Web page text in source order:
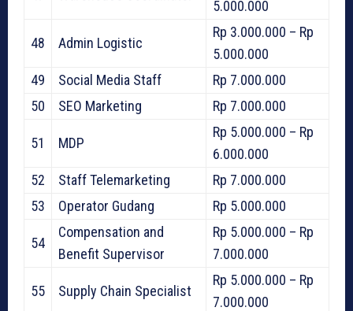
5.000.000
48 Admin Logistic
Rp 3.000.000 – Rp
5.000.000
49
Social Media Staff
Rp 7.000.000
50
SEO Marketing Rp 7.000.000
51 MDP
Rp 5.000.000 – Rp
6.000.000
52
Staff Telemarketing
Rp 7.000.000
53
Operator Gudang Rp 5.000.000
54
Compensation and
Benefit Supervisor
Rp 5.000.000 – Rp
7.000.000
55 Supply Chain Specialist
Rp 5.000.000 – Rp
7.000.000